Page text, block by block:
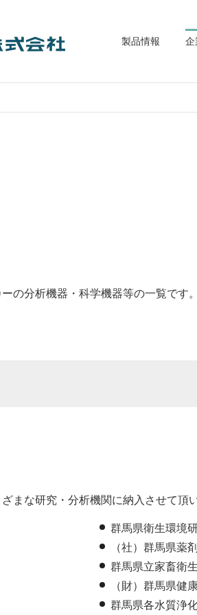
大木理工機材株式
製品情報 企
の分析機器・科学機器等の一覧です。
まな研究・分析機関に納入させて頂
群馬県衛生環境
（社）群馬県薬
群馬県立家畜衛
（財）群馬県健
群馬県各水質浄